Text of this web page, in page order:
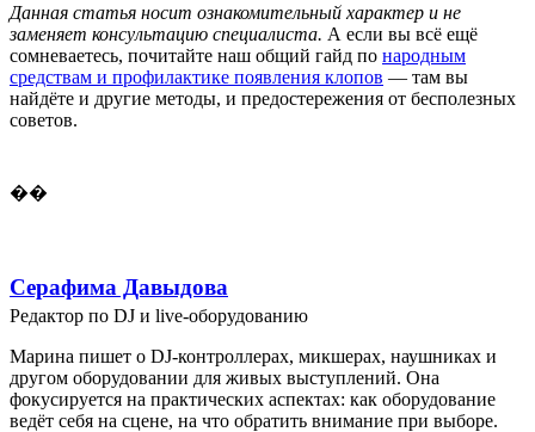
Данная статья носит ознакомительный характер и не
заменяет консультацию специалиста. А если вы всё ещё
сомневаетесь, почитайте наш общий гайд по народным
средствам и профилактике появления клопов — там вы
найдёте и другие методы, и предостережения от бесполезных
советов.
��
Серафима Давыдова
Редактор по DJ и live-оборудованию
Марина пишет о DJ-контроллерах, микшерах, наушниках и
другом оборудовании для живых выступлений. Она
фокусируется на практических аспектах: как оборудование
ведёт себя на сцене, на что обратить внимание при выборе.